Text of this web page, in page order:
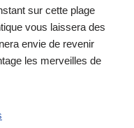
sur cette plage
vous laissera des
envie de revenir
les merveilles de